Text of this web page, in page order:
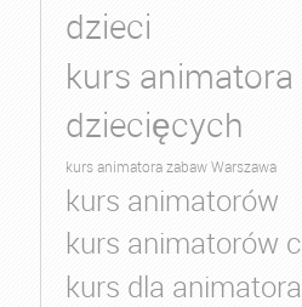
dzieci
kurs
dziecięcych
kurs animatora zabaw Warszawa
kurs animatorów
kurs animatorów
kurs dla animatora